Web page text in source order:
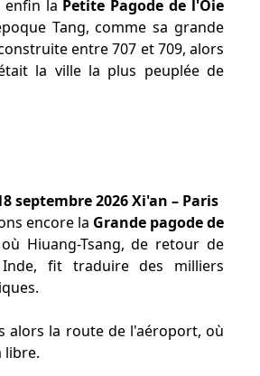
enfin la Petite Pagode de l'Oie
Tang, comme sa grande
entre 707 et 709, alors
la ville la plus peuplée de
septembre 2026 Xi'an – Paris
encore la Grande pagode de
Hiuang-Tsang, de retour de
fit traduire des milliers
alors la route de l'aéroport, où
libre.